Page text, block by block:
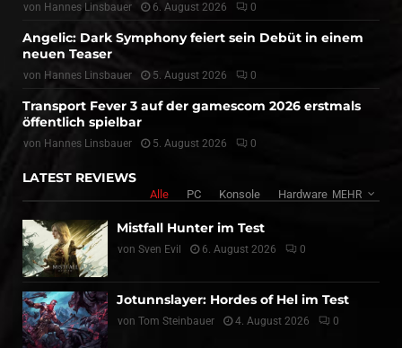
von Hannes Linsbauer 6. August 2026 0
Angelic: Dark Symphony feiert sein Debüt in einem
neuen Teaser
von Hannes Linsbauer 5. August 2026 0
Transport Fever 3 auf der gamescom 2026 erstmals
öffentlich spielbar
von Hannes Linsbauer 5. August 2026 0
LATEST REVIEWS
Alle PC Konsole Hardware MEHR
Mistfall Hunter im Test
von Sven Evil 6. August 2026 0
Jotunnslayer: Hordes of Hel im Test
von Tom Steinbauer 4. August 2026 0